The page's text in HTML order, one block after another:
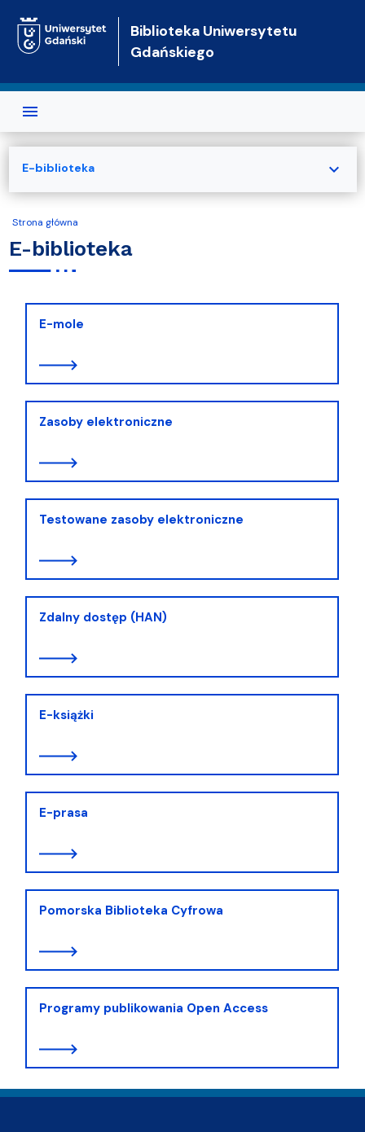
Biblioteka Uniwersytetu
Gdańskiego
Strona główna
E-biblioteka
E-mole
Zasoby elektroniczne
Testowane zasoby elektroniczne
Zdalny dostęp (HAN)
E-książki
E-prasa
Pomorska Biblioteka Cyfrowa
Programy publikowania Open Access
E-biblioteka expand_more